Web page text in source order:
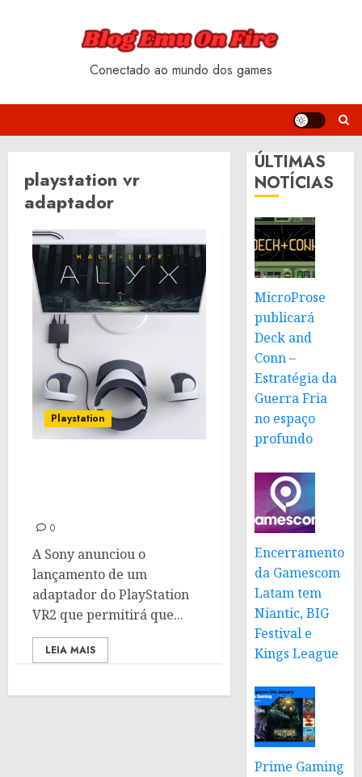
Conectado ao mundo dos games
playstation vr
adaptador
Playstation
0
A Sony anunciou o
lançamento de um
adaptador do PlayStation
VR2 que permitirá que...
LEIA MAIS
ÚLTIMAS
NOTÍCIAS
MicroProse
publicará
Deck and
Conn –
Estratégia da
Guerra Fria
no espaço
profundo
Encerramento
da Gamescom
Latam tem
Niantic, BIG
Festival e
Kings League
Prime Gaming